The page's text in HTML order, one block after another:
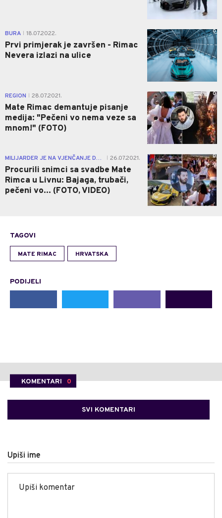
BURA 18.07.2022.
Prvi primjerak je završen - Rimac
Nevera izlazi na ulice
0
REGION 28.07.2021.
Mate Rimac demantuje pisanje
medija: "Pečeni vo nema veze sa
mnom!" (FOTO)
0
MILIJARDER JE NA VJENČANJE DOŠAO U "STARKAMA"... 26.07.2021.
Procurili snimci sa svadbe Mate
Rimca u Livnu: Bajaga, trubači,
pečeni vo... (FOTO, VIDEO)
0
TAGOVI
MATE RIMAC HRVATSKA
PODIJELI
KOMENTARI 0
SVI KOMENTARI
Upiši ime